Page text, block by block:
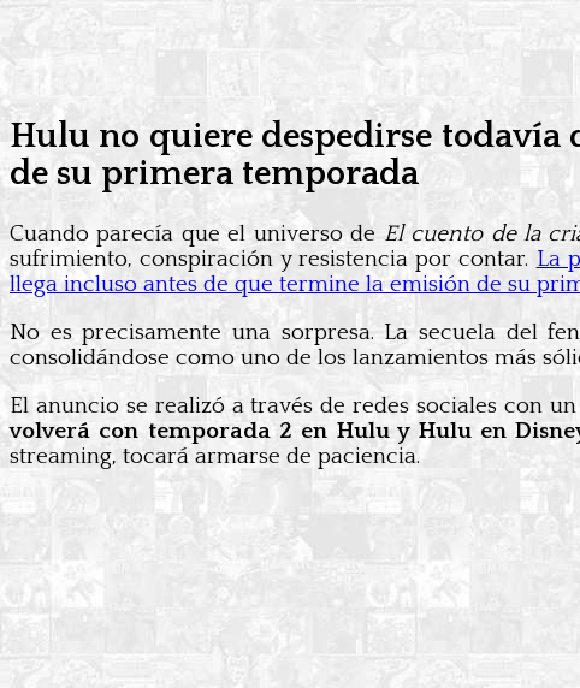
Hulu no quiere despedirse todavía
de su primera temporada
Cuando parecía que el universo de El cuento de la
sufrimiento, conspiración y resistencia por contar. La
llega incluso antes de que termine la emisión de su
No es precisamente una sorpresa. La secuela del
consolidándose como uno de los lanzamientos más
El anuncio se realizó a través de redes sociales con
volverá con temporada 2 en Hulu y Hulu en
streaming, tocará armarse de paciencia.